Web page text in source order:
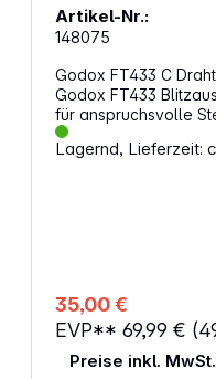
Artikel-Nr.:
148075
Godox FT433 C
Godox FT433
für anspruchsvolle
Fähigkeit, im 433-
steigert er die
von Godox.
nutzt das 433-MHz-
gewährleistet so
Umgebungen eine
bei großen
Lagernd, Lieferzeit:
35,00 €
EVP** 69,99 €
Preise inkl.